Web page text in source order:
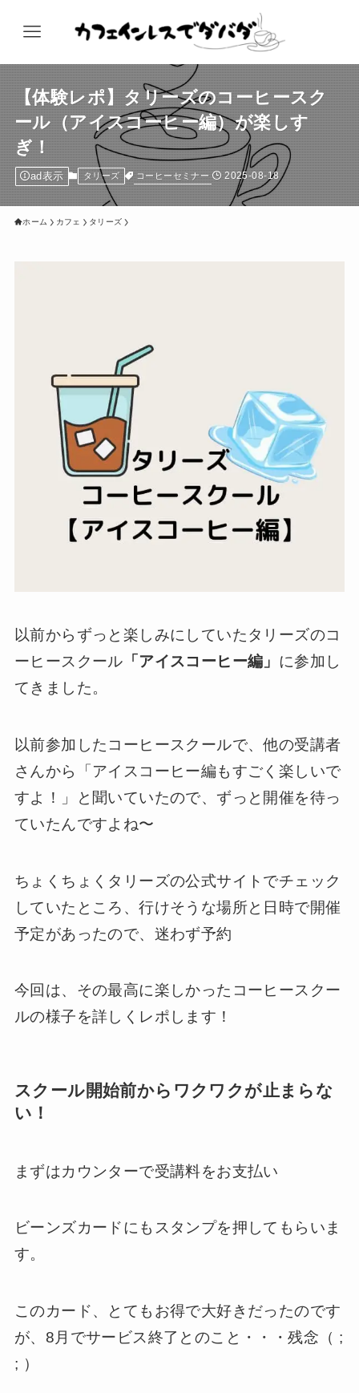
【体験レポ】タリーズのコーヒースク
ール（アイスコーヒー編）が楽しす
ぎ！
ad表示 タリーズ コーヒーセミナー 2025-08-18
ホーム カフェ タリーズ
以前からずっと楽しみにしていたタリーズのコ
ーヒースクール 「アイスコーヒー編」 に参加し
てきました。
以前参加したコーヒースクールで、他の受講者
さんから「アイスコーヒー編もすごく楽しいで
すよ！」と聞いていたので、ずっと開催を待っ
ていたんですよね〜
ちょくちょくタリーズの公式サイトでチェック
していたところ、行けそうな場所と日時で開催
予定があったので、迷わず予約
今回は、その最高に楽しかったコーヒースクー
ルの様子を詳しくレポします！
スクール開始前からワクワクが止まらな
い！
まずはカウンターで受講料をお支払い
ビーンズカードにもスタンプを押してもらいま
す。
このカード、とてもお得で大好きだったのです
が、8月でサービス終了とのこと・・・残念（ ;
; ）